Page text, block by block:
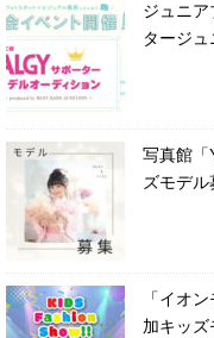
ジュニ
タージ
写真館「
ズモデ
「イオ
加キッ